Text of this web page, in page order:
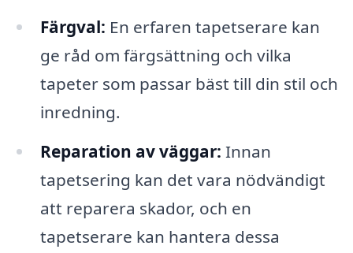
Färgval: En erfaren tapetserare kan
ge råd om färgsättning och vilka
tapeter som passar bäst till din stil och
inredning.
Reparation av väggar: Innan
tapetsering kan det vara nödvändigt
att reparera skador, och en
tapetserare kan hantera dessa